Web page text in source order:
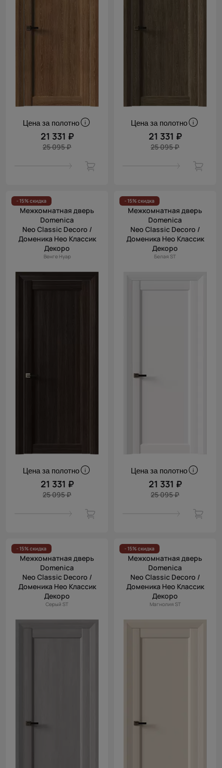
Цена за полотно
21 331 ₽
25 095 ₽
Цена за полотно
21 331 ₽
25 095 ₽
- 15% скидка
Межкомнатная дверь
Domenica
Neo Classic Decoro /
Доменика Нео Классик
Декоро
Венге Нуар
Цена за полотно
21 331 ₽
25 095 ₽
- 15% скидка
Межкомнатная дверь
Domenica
Neo Classic Decoro /
Доменика Нео Классик
Декоро
Белая ST
Цена за полотно
21 331 ₽
25 095 ₽
- 15% скидка
Межкомнатная дверь
Domenica
Neo Classic Decoro /
Доменика Нео Классик
Декоро
Серый ST
- 15% скидка
Межкомнатная дверь
Domenica
Neo Classic Decoro /
Доменика Нео Классик
Декоро
Магнолия ST